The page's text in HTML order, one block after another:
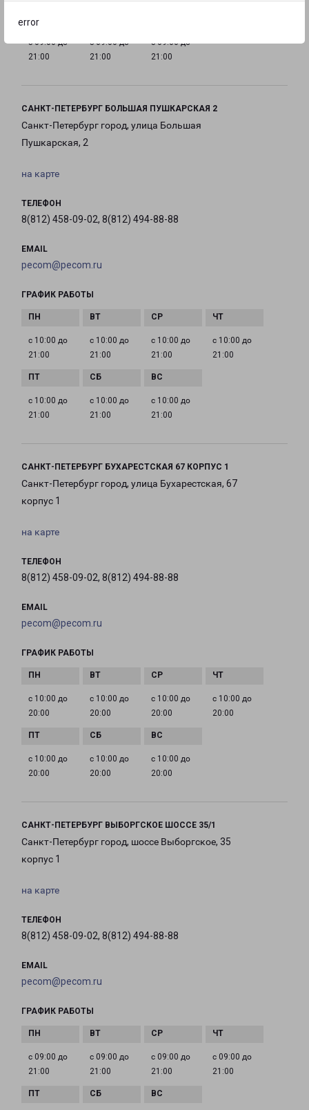
error
с 09:00 до
21:00
с 09:00 до
21:00
с 09:00 до
21:00
САНКТ-ПЕТЕРБУРГ БОЛЬШАЯ ПУШКАРСКАЯ 2
Санкт-Петербург город, улица Большая
Пушкарская, 2
на карте
ТЕЛЕФОН
8(812) 458-09-02, 8(812) 494-88-88
EMAIL
pecom@pecom.ru
ГРАФИК РАБОТЫ
с 10:00 до
21:00
с 10:00 до
21:00
с 10:00 до
21:00
с 10:00 до
21:00
с 10:00 до
21:00
с 10:00 до
21:00
с 10:00 до
21:00
САНКТ-ПЕТЕРБУРГ БУХАРЕСТСКАЯ 67 КОРПУС 1
Санкт-Петербург город, улица Бухарестская, 67
корпус 1
на карте
ТЕЛЕФОН
8(812) 458-09-02, 8(812) 494-88-88
EMAIL
pecom@pecom.ru
ГРАФИК РАБОТЫ
с 10:00 до
20:00
с 10:00 до
20:00
с 10:00 до
20:00
с 10:00 до
20:00
с 10:00 до
20:00
с 10:00 до
20:00
с 10:00 до
20:00
САНКТ-ПЕТЕРБУРГ ВЫБОРГСКОЕ ШОССЕ 35/1
Санкт-Петербург город, шоссе Выборгское, 35
корпус 1
на карте
ТЕЛЕФОН
8(812) 458-09-02, 8(812) 494-88-88
EMAIL
pecom@pecom.ru
ГРАФИК РАБОТЫ
с 09:00 до
21:00
с 09:00 до
21:00
с 09:00 до
21:00
с 09:00 до
21:00